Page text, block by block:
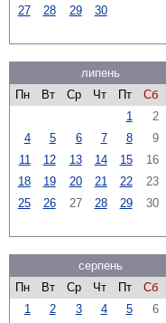
27
28 29 30
липень
Пн
Вт Ср Чт Пт Сб
1
2
4
5 6 7 8 9
11
12 13 14 15 16
18
19 20 21 22 23
25
26 27 28 29 30
серпень
Пн
Вт Ср Чт Пт Сб
1
2 3 4 5 6